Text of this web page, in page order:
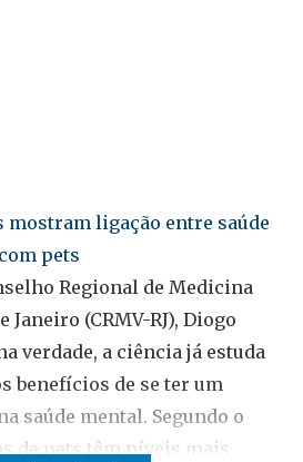
mostram ligação entre saúde
pets
Regional de Medicina
(CRMV-RJ), Diogo
verdade, a ciência já estuda
benefícios de se ter um
saúde mental. Segundo o
de pets têm níveis mais